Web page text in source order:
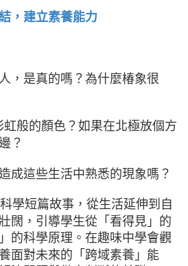
，建立素養能力
，是真的嗎？為什麼椿象很
般的顏色？如果在北極放個方
？
成這些生活中熟悉的現象嗎？
學短篇故事，從生活延伸到自
闊，引導學生從「看得見」的
的科學原理。在趣味中學會觀
面對未來的「跨域素養」能